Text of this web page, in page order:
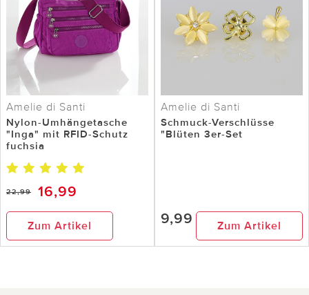
Amelie di Santi
Nylon-Umhängetasche
"Inga" mit RFID-Schutz
fuchsia
22,99 16,99
Zum Artikel
Amelie di Santi
Schmuck-Verschlüsse
"Blüten 3er-Set
9,99 Zum Artikel